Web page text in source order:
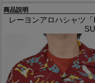
商品説明
レーヨンアロハシャツ